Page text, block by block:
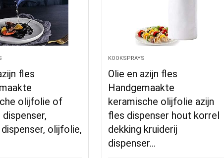
fles
olijfolie of
olijfolie,
KOOKSPRAYS
Olie en azijn fles
Handgemaakte
keramische olijfolie azijn
fles dispenser hout korrel
dekking kruiderij
dispenser…